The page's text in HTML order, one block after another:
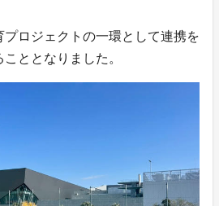
プロジェクトの一環として連携を
ととなりました。